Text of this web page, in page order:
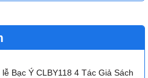
lễ Bạc Ý CLBY118 4 Tác Giả Sách